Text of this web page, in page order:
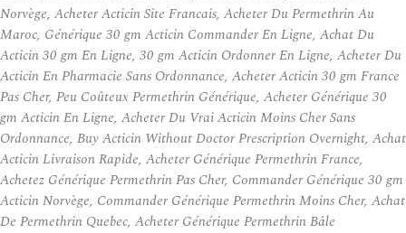
Norvège, Acheter Acticin Site Francais, Acheter Du Permethrin Au
Maroc, Générique 30 gm Acticin Commander En Ligne, Achat Du
Acticin 30 gm En Ligne, 30 gm Acticin Ordonner En Ligne, Acheter Du
Acticin En Pharmacie Sans Ordonnance, Acheter Acticin 30 gm France
Pas Cher, Peu Coûteux Permethrin Générique, Acheter Générique 30
gm Acticin En Ligne, Acheter Du Vrai Acticin Moins Cher Sans
Ordonnance, Buy Acticin Without Doctor Prescription Overnight, Achat
Acticin Livraison Rapide, Acheter Générique Permethrin France,
Achetez Générique Permethrin Pas Cher, Commander Générique 30 gm
Acticin Norvège, Commander Générique Permethrin Moins Cher, Achat
De Permethrin Quebec, Acheter Générique Permethrin Bâle